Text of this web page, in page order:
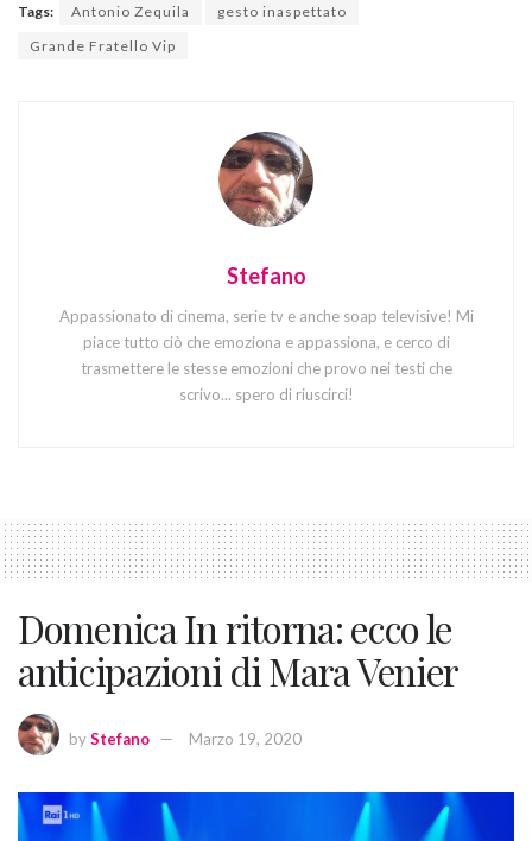
Tags: Antonio Zequila
gesto inaspettato
Grande Fratello Vip
Stefano
Appassionato di cinema, serie tv e anche soap televisive! Mi
piace tutto ciò che emoziona e appassiona, e cerco di
trasmettere le stesse emozioni che provo nei testi che
scrivo... spero di riuscirci!
Domenica In ritorna: ecco le
anticipazioni di Mara Venier
byStefano Marzo 19, 2020